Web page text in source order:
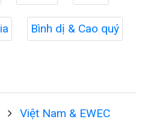
Bình dị & Cao quý
Việt Nam & EWEC